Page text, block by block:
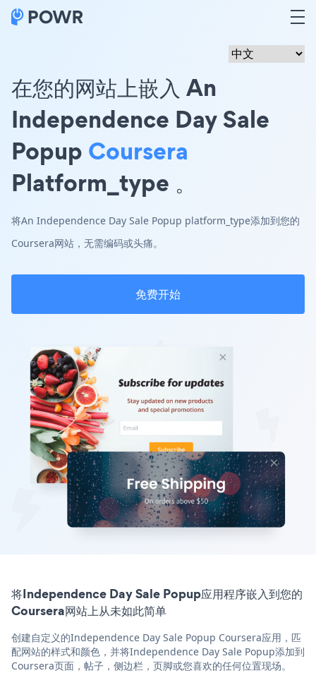
在您的网站上嵌入 An
Independence Day Sale
Popup Coursera
Platform_type 。
将An Independence Day Sale Popup platform_type添加到您的
Coursera网站，无需编码或头痛。
免费开始
将Independence Day Sale Popup应用程序嵌入到您的
Coursera网站上从未如此简单
创建自定义的Independence Day Sale Popup Coursera应用，匹
配网站的样式和颜色，并将Independence Day Sale Popup添加到
Coursera页面，帖子，侧边栏，页脚或您喜欢的任何位置现场。